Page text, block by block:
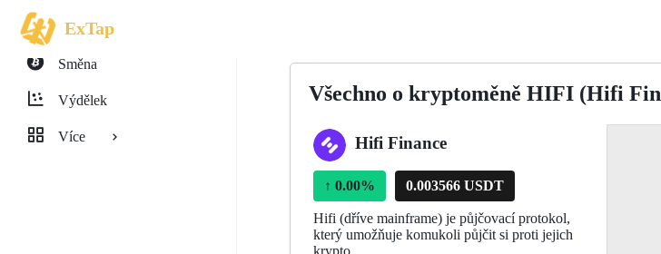
ExTap
Směna
Výdělek
Více
Všechno o kryptoměně HIFI (Hifi
Hifi Finance
↑ 0.00% 0.003566 USDT
Hifi (dříve mainframe) je půjčovací protokol,
který umožňuje komukoli půjčit si proti jejich
krypto.